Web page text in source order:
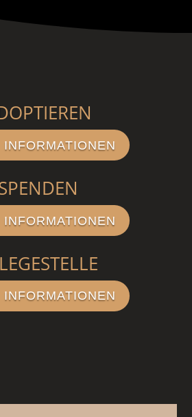
INFORMATIONEN
INFORMATIONEN
INFORMATIONEN